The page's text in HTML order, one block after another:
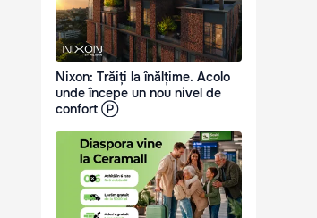
Nixon: Trăiți la înălțime. Acolo
unde începe un nou nivel de
confort Ⓟ